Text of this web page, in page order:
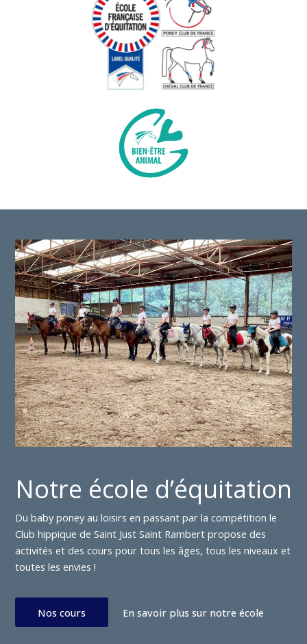
Notre école d’équitation
Du baby poney au loisirs en passant par la compétition le
Club hippique de Saint Just Saint Rambert propose des
activités et des cours pour tous les âges, tous les niveaux et
toutes les envies !
Nos cours En savoir plus sur notre école